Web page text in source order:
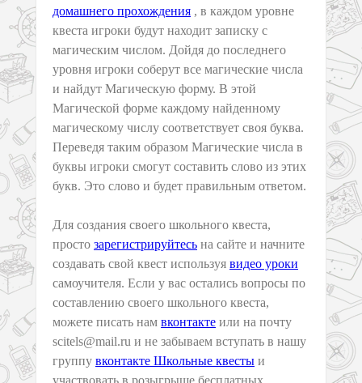
домашнего прохождения , в каждом уровне
квеста игроки будут находит записку с
магическим числом. Дойдя до последнего
уровня игроки соберут все магические числа
и найдут Магическую форму. В этой
Магической форме каждому найденному
магическому числу соответствует своя буква.
Переведя таким образом Магические числа в
буквы игроки смогут составить слово из этих
букв. Это слово и будет правильным ответом.
Для создания своего школьного квеста,
просто зарегистрируйтесь на сайте и начните
создавать свой квест используя видео уроки
самоучителя. Если у вас остались вопросы по
составлению своего школьного квеста,
можете писать нам вконтакте или на почту
scitels@mail.ru и не забываем вступать в нашу
группу вконтакте Школьные квесты и